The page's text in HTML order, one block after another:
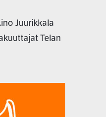
Juurikkala
Telan